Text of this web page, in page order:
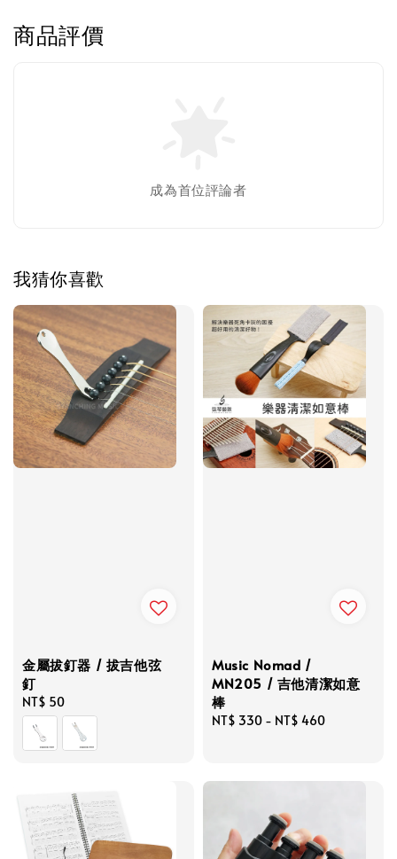
商品評價
成為首位評論者
我猜你喜歡
金屬拔釘器 / 拔吉他弦
釘
Regular
price
NT$ 50
Music Nomad /
MN205 / 吉他清潔如意
棒
Regular
NT$ 330 - NT$ 460